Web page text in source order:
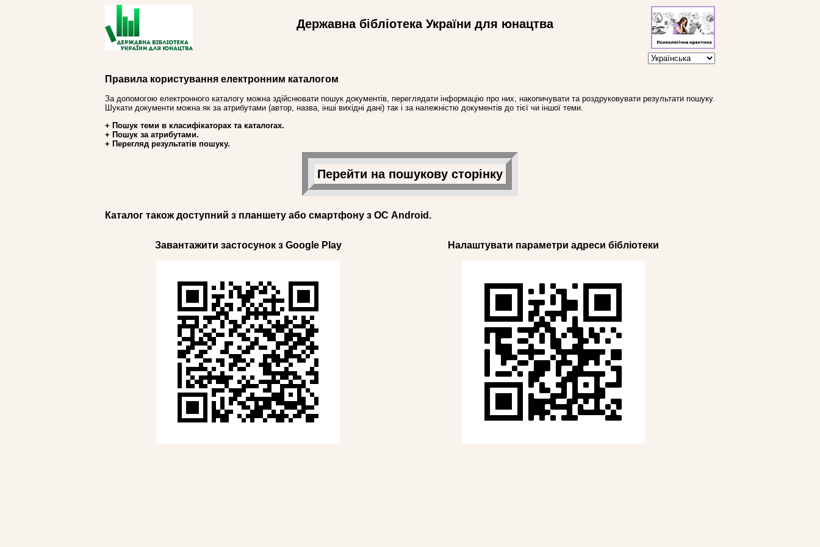
Державна бібліотека України для юнацтва
Правила користування електронним каталогом
За допомогою електронного каталогу можна здійснювати пошук документів, переглядати інформацію про них, накопичувати та роздруковувати результати пошуку.
Шукати документи можна як за атрибутами (автор, назва, інші вихідні дані) так і за належністю документів до тієї чи іншої теми.
+ Пошук теми в класифікаторах та каталогах.
+ Пошук за атрибутами.
+ Перегляд результатів пошуку.
Перейти на пошукову сторінку
Каталог також доступний з планшету або смартфону з ОС Android.
Завантажити застосунок з Google Play Налаштувати параметри адреси бібліотеки